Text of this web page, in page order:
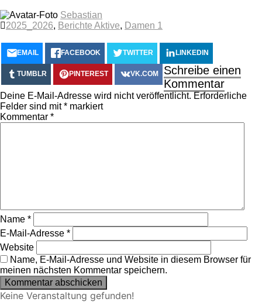
Sebastian
2025_2026, Berichte Aktive, Damen 1
EMAIL FACEBOOK TWITTER LINKEDIN
TUMBLR PINTEREST VK.COM
Schreibe einen
Kommentar
Deine E-Mail-Adresse wird nicht veröffentlicht. Erforderliche
Felder sind mit* markiert
Kommentar *
Name *
E-Mail-Adresse *
Website
Name, E-Mail-Adresse und Website in diesem Browser für
meinen nächsten Kommentar speichern.
Keine Veranstaltung gefunden!